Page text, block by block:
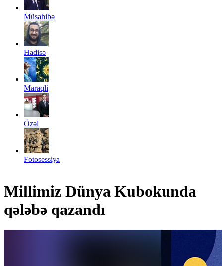
Müsahibə
Hadisə
Maraqli
Özəl
Fotosessiya
Millimiz Dünya Kubokunda
qələbə qazandı